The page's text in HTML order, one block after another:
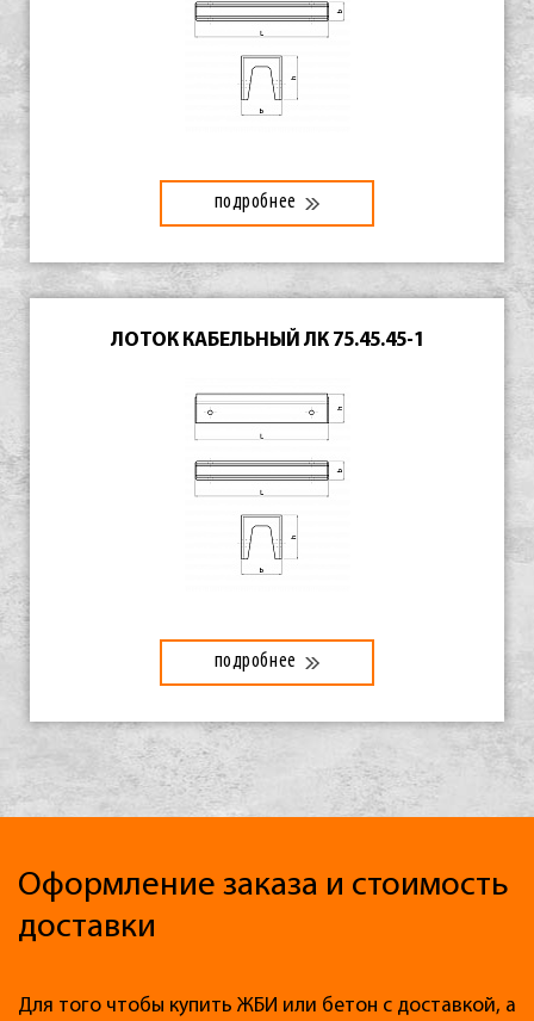
подробнее
ЛОТОК КАБЕЛЬНЫЙ ЛК 75.45.45-1
подробнее
Оформление заказа и стоимость
доставки
Для того чтобы купить ЖБИ или бетон с доставкой, а